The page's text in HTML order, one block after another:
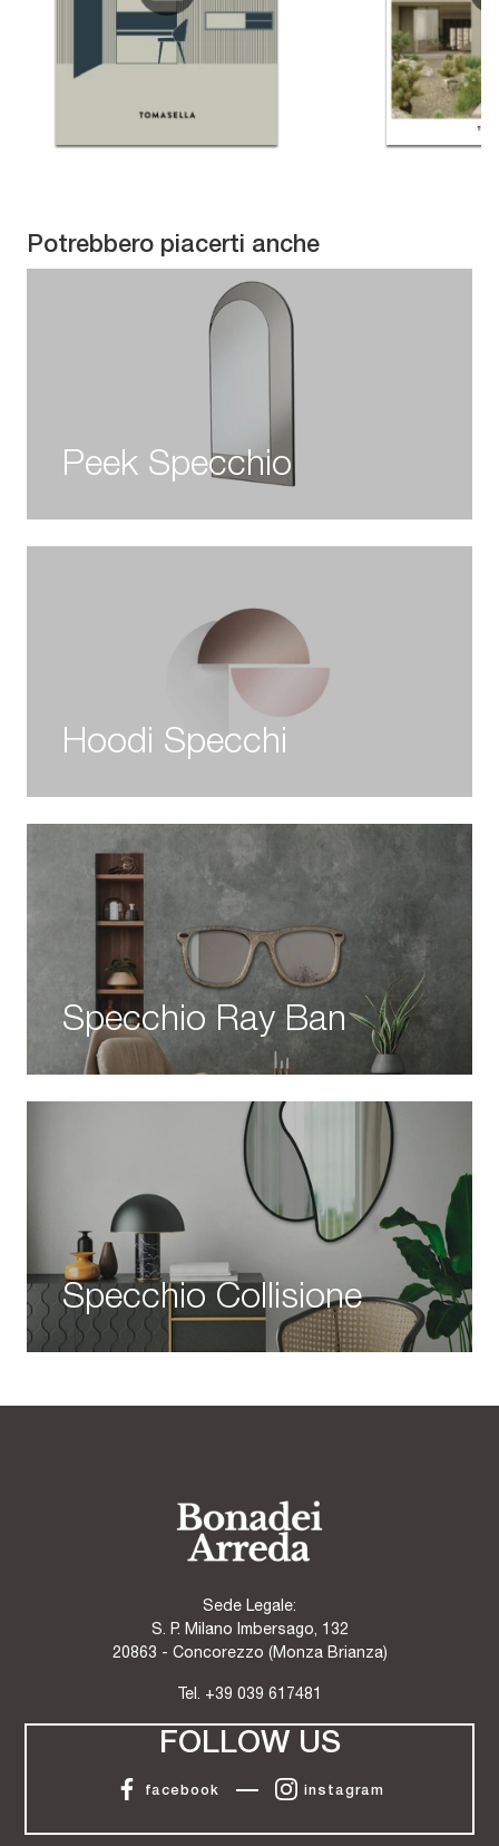
Potrebbero piacerti anche
Peek Specchio
Hoodi Specchi
Specchio Ray Ban
Specchio Collisione
Sede Legale:
S. P. Milano Imbersago, 132
20863 - Concorezzo (Monza Brianza)
Tel. +39 039 617481
FOLLOW US
facebook instagram